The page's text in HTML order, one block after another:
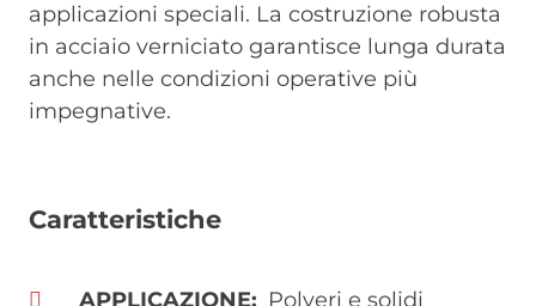
applicazioni speciali. La costruzione robusta
in acciaio verniciato garantisce lunga durata
anche nelle condizioni operative più
impegnative.
Caratteristiche
APPLICAZIONE Polveri e solidi